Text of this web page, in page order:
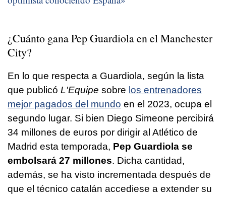
¿Cuánto gana Pep Guardiola en el Manchester
City?
En lo que respecta a Guardiola, según la lista
que publicó L'Equipe sobre los entrenadores
mejor pagados del mundo en el 2023, ocupa el
segundo lugar. Si bien Diego Simeone percibirá
34 millones de euros por dirigir al Atlético de
Madrid esta temporada, Pep Guardiola se
embolsará 27 millones. Dicha cantidad,
además, se ha visto incrementada después de
que el técnico catalán accediese a extender su